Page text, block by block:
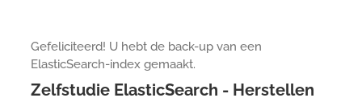
Gefeliciteerd! U hebt de back-up van een
ElasticSearch-index gemaakt.
Zelfstudie ElasticSearch - Herstellen